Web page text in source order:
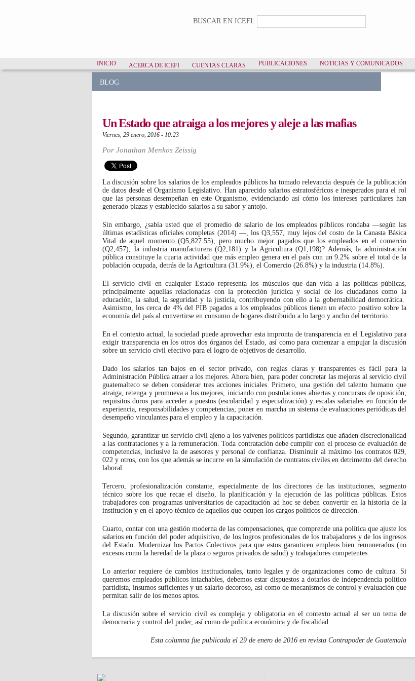
contenido
Formulario de búsqueda
BUSCAR EN ICEFI:
INICIO ACERCA DE ICEFI CUENTAS CLARAS PUBLICACIONES NOTICIAS Y COMUNICADOS
BLOG
Un Estado que atraiga a los mejores y aleje a las mafias
viernes, 29 enero, 2016 - 10:23
Por Jonathan Menkos Zeissig
La discusión sobre los salarios de los empleados públicos ha tomado relevancia después de la publicación
de datos desde el Organismo Legislativo. Han aparecido salarios estratosféricos e inesperados para el rol
que las personas desempeñan en este Organismo, evidenciando así cómo los intereses particulares han
generado plazas y establecido salarios a su sabor y antojo.
Sin embargo, ¿sabía usted que el promedio de salario de los empleados públicos rondaba ―según las
últimas estadísticas oficiales completas (2014) —, los Q3,557, muy lejos del costo de la Canasta Básica
Vital de aquel momento (Q5,827.55), pero mucho mejor pagados que los empleados en el comercio
(Q2,457), la industria manufacturera (Q2,181) y la Agricultura (Q1,198)? Además, la administración
pública constituye la cuarta actividad que más empleo genera en el país con un 9.2% sobre el total de la
población ocupada, detrás de la Agricultura (31.9%), el Comercio (26.8%) y la industria (14.8%).
El servicio civil en cualquier Estado representa los músculos que dan vida a las políticas públicas,
principalmente aquellas relacionadas con la protección jurídica y social de los ciudadanos como la
educación, la salud, la seguridad y la justicia, contribuyendo con ello a la gobernabilidad democrática.
Asimismo, los cerca de 4% del PIB pagados a los empleados públicos tienen un efecto positivo sobre la
economía del país al convertirse en consumo de hogares distribuido a lo largo y ancho del territorio.
En el contexto actual, la sociedad puede aprovechar esta impronta de transparencia en el Legislativo para
exigir transparencia en los otros dos órganos del Estado, así como para comenzar a empujar la discusión
sobre un servicio civil efectivo para el logro de objetivos de desarrollo.
Dado los salarios tan bajos en el sector privado, con reglas claras y transparentes es fácil para la
Administración Pública atraer a los mejores. Ahora bien, para poder concretar las mejoras al servicio civil
guatemalteco se deben considerar tres acciones iniciales. Primero, una gestión del talento humano que
atraiga, retenga y promueva a los mejores, iniciando con postulaciones abiertas y concursos de oposición;
requisitos duros para acceder a puestos (escolaridad y especialización) y escalas salariales en función de
experiencia, responsabilidades y competencias; poner en marcha un sistema de evaluaciones periódicas del
desempeño vinculantes para el empleo y la capacitación.
Segundo, garantizar un servicio civil ajeno a los vaivenes políticos partidistas que añaden discrecionalidad
a las contrataciones y a la remuneración. Toda contratación debe cumplir con el proceso de evaluación de
competencias, inclusive la de asesores y personal de confianza. Disminuir al máximo los contratos 029,
022 y otros, con los que además se incurre en la simulación de contratos civiles en detrimento del derecho
laboral.
Tercero, profesionalización constante, especialmente de los directores de las instituciones, segmento
técnico sobre los que recae el diseño, la planificación y la ejecución de las políticas públicas. Estos
trabajadores con programas universitarios de capacitación ad hoc se deben convertir en la historia de la
institución y en el apoyo técnico de aquellos que ocupen los cargos políticos de dirección.
Cuarto, contar con una gestión moderna de las compensaciones, que comprende una política que ajuste los
salarios en función del poder adquisitivo, de los logros profesionales de los trabajadores y de los ingresos
del Estado. Modernizar los Pactos Colectivos para que estos garanticen empleos bien remunerados (no
excesos como la heredad de la plaza o seguros privados de salud) y trabajadores competentes.
Lo anterior requiere de cambios institucionales, tanto legales y de organizaciones como de cultura. Si
queremos empleados públicos intachables, debemos estar dispuestos a dotarlos de independencia político
partidista, insumos suficientes y un salario decoroso, así como de mecanismos de control y evaluación que
permitan salir de los menos aptos.
La discusión sobre el servicio civil es compleja y obligatoria en el contexto actual al ser un tema de
democracia y control del poder, así como de política económica y de fiscalidad.
Esta columna fue publicada el 29 de enero de 2016 en revista Contrapoder de Guatemala